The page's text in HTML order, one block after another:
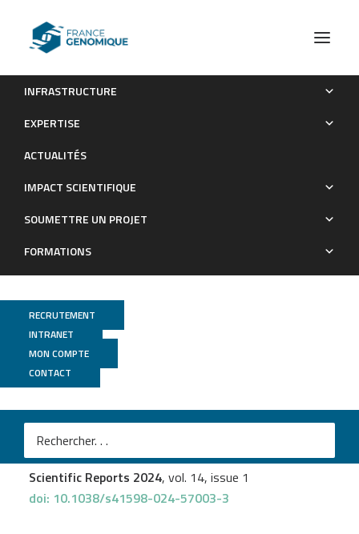
INFRASTRUCTURE
EXPERTISE
ACTUALITÉS
IMPACT SCIENTIFIQUE
SOUMETTRE UN PROJET
FORMATIONS
RECRUTEMENT
INTRANET
MON COMPTE
CONTACT
Male manipulation impinges on social-dependent tumor
Publications
PSI2BC
Perla Akikiet al.
Male manipulation impinges on social-dependent tumor
suppression in Drosophila melanogaster females
Scientific Reports 2024, vol. 14, issue 1
doi: 10.1038/s41598-024-57003-3